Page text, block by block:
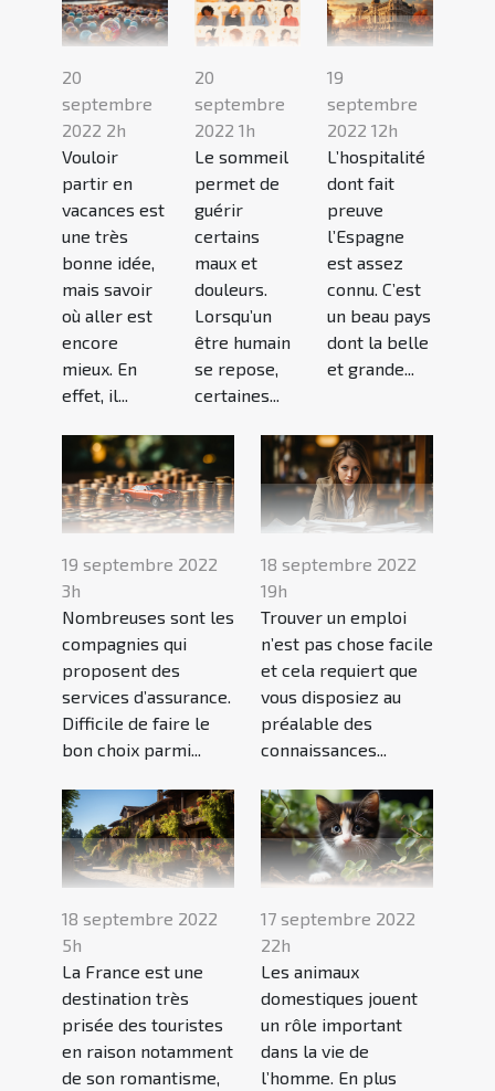
20
septembre
2022 2h
Vouloir
partir en
vacances est
une très
bonne idée,
mais savoir
où aller est
encore
mieux. En
effet, il...
20
septembre
2022 1h
Le sommeil
permet de
guérir
certains
maux et
douleurs.
Lorsqu’un
être humain
se repose,
certaines...
19
septembre
2022 12h
L’hospitalité
dont fait
preuve
l’Espagne
est assez
connu. C’est
un beau pays
dont la belle
et grande...
19 septembre 2022
3h
Nombreuses sont les
compagnies qui
proposent des
services d’assurance.
Difficile de faire le
bon choix parmi...
18 septembre 2022
19h
Trouver un emploi
n’est pas chose facile
et cela requiert que
vous disposiez au
préalable des
connaissances...
18 septembre 2022
5h
La France est une
destination très
prisée des touristes
en raison notamment
de son romantisme,
17 septembre 2022
22h
Les animaux
domestiques jouent
un rôle important
dans la vie de
l’homme. En plus